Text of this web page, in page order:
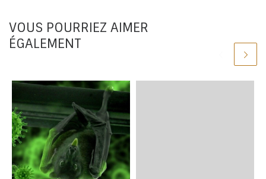
VOUS POURRIEZ AIMER
ÉGALEMENT